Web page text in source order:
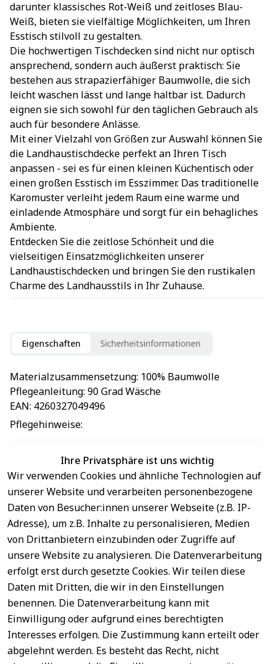
darunter klassisches Rot-Weiß und zeitloses Blau-
Weiß, bieten sie vielfältige Möglichkeiten, um Ihren
Esstisch stilvoll zu gestalten.
Die hochwertigen Tischdecken sind nicht nur optisch
ansprechend, sondern auch äußerst praktisch: Sie
bestehen aus strapazierfähiger Baumwolle, die sich
leicht waschen lässt und lange haltbar ist. Dadurch
eignen sie sich sowohl für den täglichen Gebrauch als
auch für besondere Anlässe.
Mit einer Vielzahl von Größen zur Auswahl können Sie
die Landhaustischdecke perfekt an Ihren Tisch
anpassen - sei es für einen kleinen Küchentisch oder
einen großen Esstisch im Esszimmer. Das traditionelle
Karomuster verleiht jedem Raum eine warme und
einladende Atmosphäre und sorgt für ein behagliches
Ambiente.
Entdecken Sie die zeitlose Schönheit und die
vielseitigen Einsatzmöglichkeiten unserer
Landhaustischdecken und bringen Sie den rustikalen
Charme des Landhausstils in Ihr Zuhause.
Eigenschaften Sicherheitsinformationen
Materialzusammensetzung: 100% Baumwolle
Pflegeanleitung: 90 Grad Wäsche
EAN: 4260327049496
Pflegehinweise:
EU-Verantwortliche Person - klicken Sie für Details
Ihre Privatsphäre ist uns wichtig
Wir verwenden Cookies und ähnliche Technologien auf
unserer Website und verarbeiten personenbezogene
Daten von Besucher:innen unserer Webseite (z.B. IP-
Adresse), um z.B. Inhalte zu personalisieren, Medien
von Drittanbietern einzubinden oder Zugriffe auf
unsere Website zu analysieren. Die Datenverarbeitung
erfolgt erst durch gesetzte Cookies. Wir teilen diese
Daten mit Dritten, die wir in den Einstellungen
benennen. Die Datenverarbeitung kann mit
Einwilligung oder aufgrund eines berechtigten
Interesses erfolgen. Die Zustimmung kann erteilt oder
abgelehnt werden. Es besteht das Recht, nicht
Rechtliches
AGB
Impressum
Service
Kontakt
Registrieren
Sichere
Zahlungsar
ten